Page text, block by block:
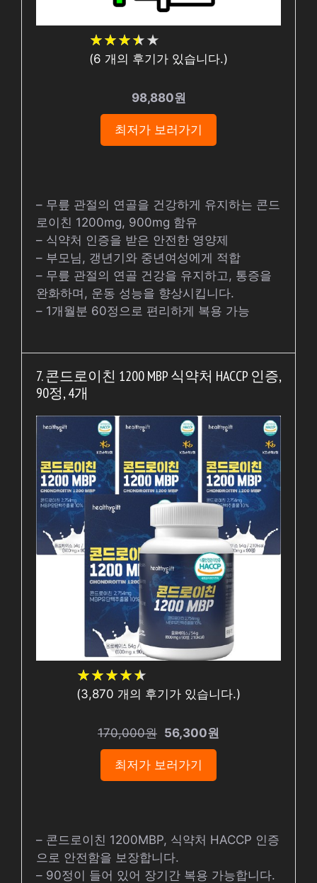
★★★★★
★★★★★
(6 개의 후기가 있습니다.)
98,880원
최저가 보러가기
– 무릎 관절의 연골을 건강하게 유지하는 콘드
로이친 1200mg, 900mg 함유
– 식약처 인증을 받은 안전한 영양제
– 부모님, 갱년기와 중년여성에게 적합
– 무릎 관절의 연골 건강을 유지하고, 통증을
완화하며, 운동 성능을 향상시킵니다.
– 1개월분 60정으로 편리하게 복용 가능
7. 콘드로이친 1200 MBP 식약처 HACCP 인증,
90정, 4개
★★★★★
★★★★★
(3,870 개의 후기가 있습니다.)
170,000원 56,300원
최저가 보러가기
– 콘드로이친 1200MBP, 식약처 HACCP 인증
으로 안전함을 보장합니다.
– 90정이 들어 있어 장기간 복용 가능합니다.